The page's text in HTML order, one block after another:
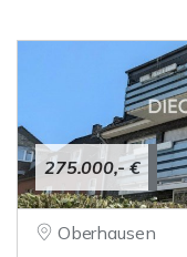
275.000,- €
Oberhausen